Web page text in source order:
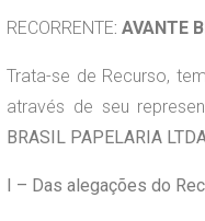
RECORRENTE: AVANTE
Trata-se de Recurso,
através de seu
BRASIL PAPELARIA
I – Das alegações do